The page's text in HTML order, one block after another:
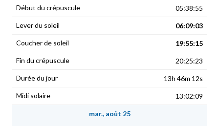
05:38:55
06:09:03
19:55:15
20:25:23
13h 46m 12s
13:02:09
mar., août 25